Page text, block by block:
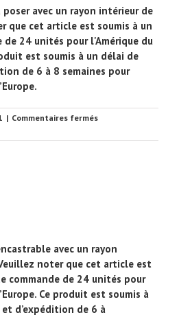
poser avec un rayon intérieur de
que cet article est soumis à un
de 24 unités pour l'Amérique du
est soumis à un délai de
de 6 à 8 semaines pour
| Commentaires ferméssur
Vasque
avec un rayon
noter que cet article est
commande de 24 unités pour
Ce produit est soumis à
d’expédition de 6 à